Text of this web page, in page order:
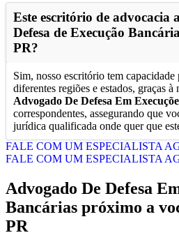
Este escritório de advocacia
Defesa de Execução
PR?
Sim, nosso escritório tem capacidade
diferentes regiões e estados, graças à
Advogado De Defesa Em
correspondentes, assegurando que
jurídica qualificada onde quer que
FALE COM UM ESPECIALISTA
FALE COM UM ESPECIALISTA
Advogado De Defesa
Bancárias próximo a
PR